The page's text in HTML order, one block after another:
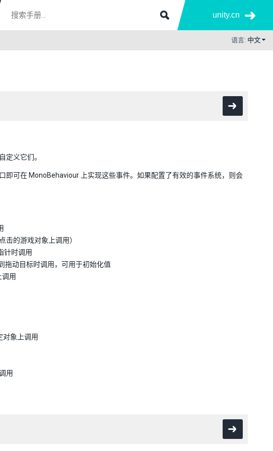
unity.cn
语言: 中文
定义它们。
可在 MonoBehaviour 上实现这些事件。如果配置了有效的事件系统，则会
击的游戏对象上调用）
针时调用
拖动目标时调用，可用于初始化值
用
对象上调用
用